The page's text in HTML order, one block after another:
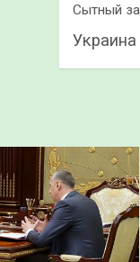
Сытный
Украина